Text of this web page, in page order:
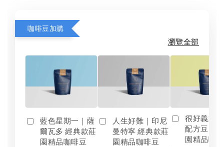
咖啡豆加購
瀏覽全部
藍色星期一｜薩
爾瓦多 經典款莊
園精品咖啡豆
人生好難｜印尼
曼特寧 經典款莊
園精品咖啡豆
很好義式
配方豆 經
園精品咖